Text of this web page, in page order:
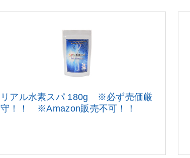
リアル水素スパ 180g ※必ず売価厳
守！！ ※Amazon販売不可！！